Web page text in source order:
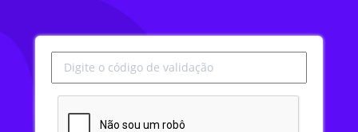
Digite o código de validação